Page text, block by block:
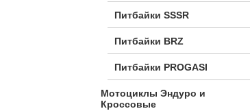
Питбайки SSSR
Питбайки BRZ
Питбайки PROGASI
Мотоциклы Эндуро и
Кроссовые